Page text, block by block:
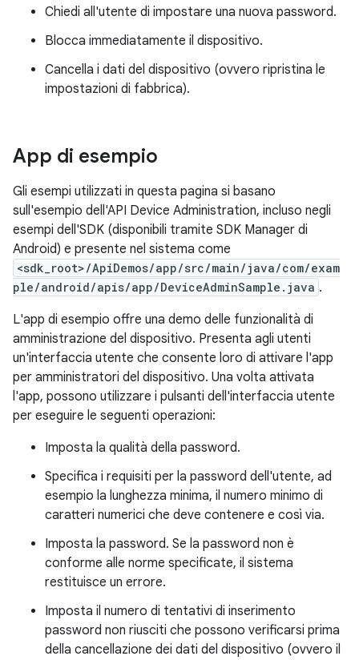
Chiedi all'utente di impostare una nuova password.
Blocca immediatamente il dispositivo.
Cancella i dati del dispositivo (ovvero ripristina le
impostazioni di fabbrica).
App di esempio
Gli esempi utilizzati in questa pagina si basano
sull'esempio dell'API Device Administration, incluso negli
esempi dell'SDK (disponibili tramite SDK Manager di
Android) e presente nel sistema come
<sdk_root>/ApiDemos/app/src/main/java/com/exam
ple/android/apis/app/DeviceAdminSample.java .
L'app di esempio offre una demo delle funzionalità di
amministrazione del dispositivo. Presenta agli utenti
un'interfaccia utente che consente loro di attivare l'app
per amministratori del dispositivo. Una volta attivata
l'app, possono utilizzare i pulsanti dell'interfaccia utente
per eseguire le seguenti operazioni:
Imposta la qualità della password.
Specifica i requisiti per la password dell'utente, ad
esempio la lunghezza minima, il numero minimo di
caratteri numerici che deve contenere e così via.
Imposta la password. Se la password non è
conforme alle norme specificate, il sistema
restituisce un errore.
Imposta il numero di tentativi di inserimento
password non riusciti che possono verificarsi prima
della cancellazione dei dati del dispositivo (ovvero il